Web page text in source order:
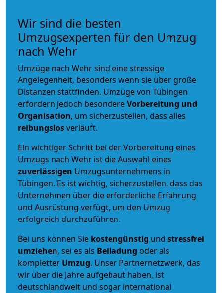
Wir sind die besten
Umzugsexperten für den Umzug
nach Wehr
Umzüge nach Wehr sind eine stressige
Angelegenheit, besonders wenn sie über große
Distanzen stattfinden. Umzüge von Tübingen
erfordern jedoch besondereVorbereitung und
Organisation, um sicherzustellen, dass alles
reibungslosverläuft.
Ein wichtiger Schritt bei der Vorbereitung eines
Umzugs nach Wehr ist die Auswahl eines
zuverlässigen Umzugsunternehmens in
Tübingen. Es ist wichtig, sicherzustellen, dass das
Unternehmen über die erforderliche Erfahrung
und Ausrüstung verfügt, um den Umzug
erfolgreich durchzuführen.
Bei uns können Sie kostengünstig und stressfrei
umziehen, sei es als Beiladung oder als
kompletter Umzug. Unser Partnernetzwerk, das
wir über die Jahre aufgebaut haben, ist
deutschlandweit und sogar international